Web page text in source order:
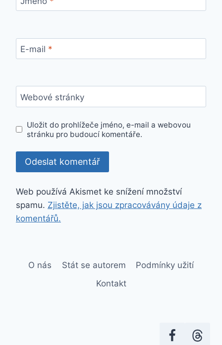
E-mail *
Webové stránky
Uložit do prohlížeče jméno, e-mail a webovou
stránku pro budoucí komentáře.
Web používá Akismet ke snížení množství
spamu. Zjistěte, jak jsou zpracovávány údaje z
komentářů.
O nás Stát se autorem
Podmínky užití
Kontakt